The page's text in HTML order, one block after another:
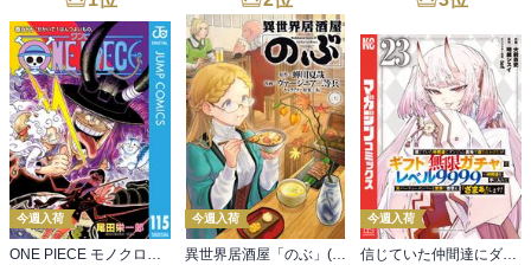
今週入荷
ONE PIECE モノクロ版 115
今週入荷
異世界居酒屋「のぶ」(22)
今週入荷
信じていた仲間達にダンジョン奥地で殺されかけたがギフト『無限ガチャ』でレベル９９９９の仲間達を手に入れて元パーティーメンバーと世界に復讐＆『ざまぁ！』します！（２３）